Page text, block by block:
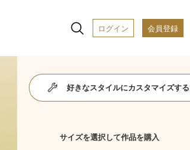
ログイン 会員登録
好きなスタイルにカスタマイズする
サイズを選択して作品を購入